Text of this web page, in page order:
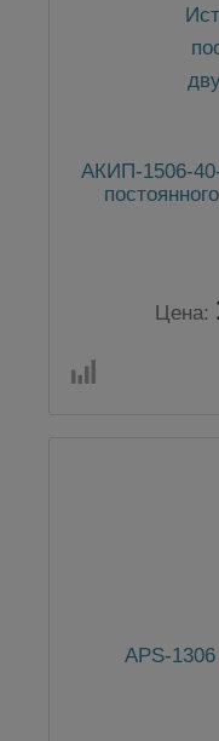
АКИП-1506-
Цена:
APS-